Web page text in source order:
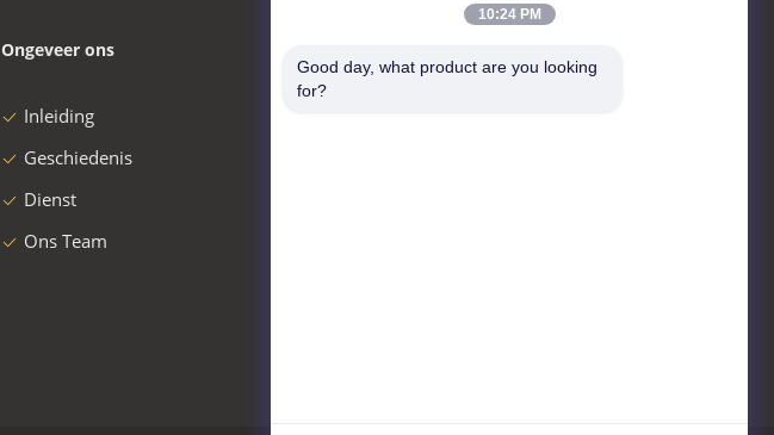
Ongeveer ons
Inleiding
Geschiedenis
Dienst
Ons Team
10:24 PM
Good day, what product are you looking
for?